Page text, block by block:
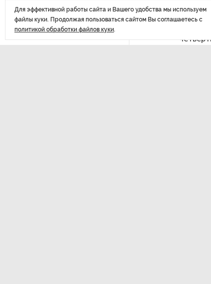
Власти Петербурга заявили
о «скоординированных атаках»
на аккаунты депутатов
В
Для эффективной работы сайта и Вашего удобства мы используем
файлы куки. Продолжая пользоваться сайтом Вы соглашаетесь с
политикой обработки файлов куки.